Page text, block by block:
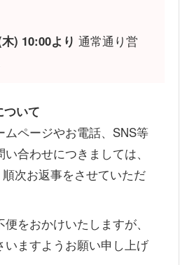
) 10:00より 通常通り営
ついて
ムページやお電話、SNS等
合わせにつきましては、
次お返事をさせていただ
をおかけいたしますが、
いますようお願い申し上げ